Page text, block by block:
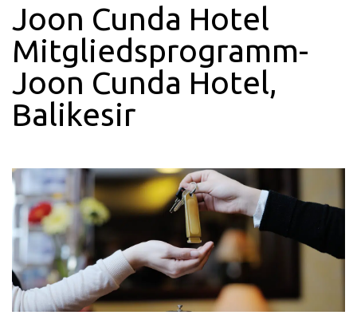
Joon Cunda Hotel
Mitgliedsprogramm-
Joon Cunda Hotel,
Balikesir